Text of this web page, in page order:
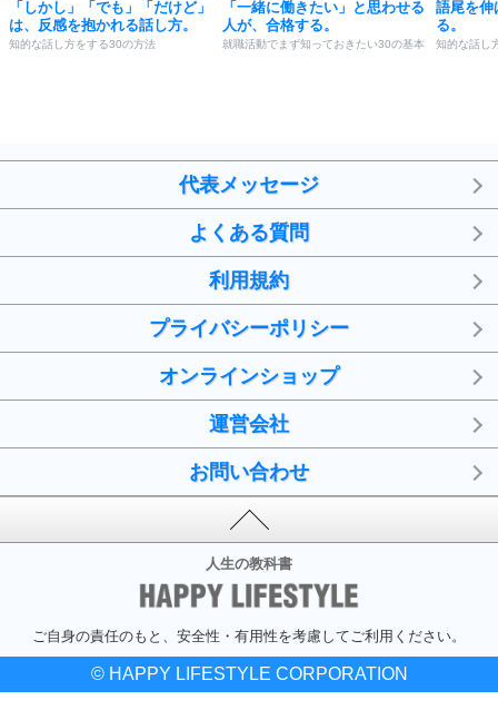
「しかし」「でも」「だけど」
は、反感を抱かれる話し方。
知的な話し方をする30の方法
「一緒に働きたい」と思わせる
人が、合格する。
就職活動でまず知っておきたい30の基本
語尾を伸
る。
知的な話し
代表メッセージ
よくある質問
利用規約
プライバシーポリシー
オンラインショップ
運営会社
お問い合わせ
人生の教科書
ご自身の責任のもと、安全性・有用性を考慮してご利用ください。
© HAPPY LIFESTYLE CORPORATION